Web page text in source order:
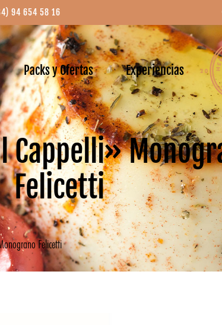
94 654 58 16
Packs y Ofertas Experiencias
Cappelli»
Felicetti
Felicetti